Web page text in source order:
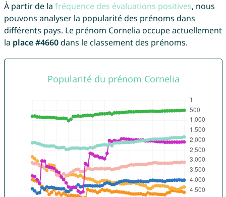
À partir de la fréquence des évaluations positives, nous
pouvons analyser la popularité des prénoms dans
différents pays. Le prénom Cornelia occupe actuellement
la place #4660dans le classement des prénoms.